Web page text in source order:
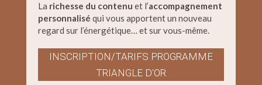
La richesse du contenu et l’accompagnement
personnalisé qui vous apportent un nouveau
regard sur l’énergétique… et sur vous-même.
INSCRIPTION/TARIFS PROGRAMME
TRIANGLE D'OR